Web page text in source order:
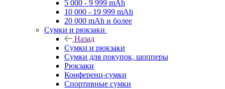
5 000 - 9 999 mAh
10 000 - 19 999 mAh
20 000 mAh и более
Сумки и рюкзаки
Назад
Сумки и рюкзаки
Сумки для покупок, шопперы
Рюкзаки
Конференц-сумки
Спортивные сумки